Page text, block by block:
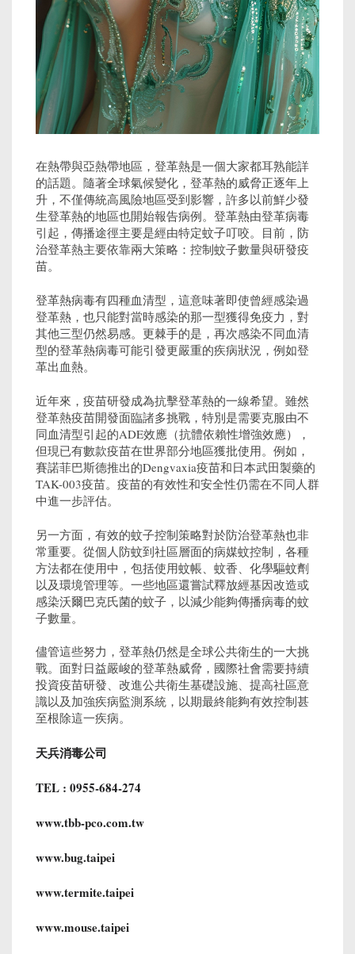
在熱帶與亞熱帶地區，登革熱是一個大家都耳熟能詳
的話題。隨著全球氣候變化，登革熱的威脅正逐年上
升，不僅傳統高風險地區受到影響，許多以前鮮少發
生登革熱的地區也開始報告病例。登革熱由登革病毒
引起，傳播途徑主要是經由特定蚊子叮咬。目前，防
治登革熱主要依靠兩大策略：控制蚊子數量與研發疫
苗。
登革熱病毒有四種血清型，這意味著即使曾經感染過
登革熱，也只能對當時感染的那一型獲得免疫力，對
其他三型仍然易感。更棘手的是，再次感染不同血清
型的登革熱病毒可能引發更嚴重的疾病狀況，例如登
革出血熱。
近年來，疫苗研發成為抗擊登革熱的一線希望。雖然
登革熱疫苗開發面臨諸多挑戰，特別是需要克服由不
同血清型引起的ADE效應（抗體依賴性增強效應），
但現已有數款疫苗在世界部分地區獲批使用。例如，
賽諾菲巴斯德推出的Dengvaxia疫苗和日本武田製藥的
TAK-003疫苗。疫苗的有效性和安全性仍需在不同人群
中進一步評估。
另一方面，有效的蚊子控制策略對於防治登革熱也非
常重要。從個人防蚊到社區層面的病媒蚊控制，各種
方法都在使用中，包括使用蚊帳、蚊香、化學驅蚊劑
以及環境管理等。一些地區還嘗試釋放經基因改造或
感染沃爾巴克氏菌的蚊子，以減少能夠傳播病毒的蚊
子數量。
儘管這些努力，登革熱仍然是全球公共衛生的一大挑
戰。面對日益嚴峻的登革熱威脅，國際社會需要持續
投資疫苗研發、改進公共衛生基礎設施、提高社區意
識以及加強疾病監測系統，以期最終能夠有效控制甚
至根除這一疾病。
天兵消毒公司
TEL : 0955-684-274
www.tbb-pco.com.tw
www.bug.taipei
www.termite.taipei
www.mouse.taipei